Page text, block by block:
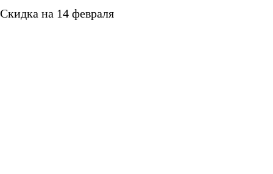
Скидка на 14 февраля